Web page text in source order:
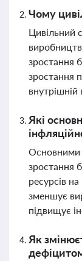
Чому
Цивільний
зростання
зростання
внутрішній
Які
Основними
зростання
ресурсів
зменшує
підвищує
Як